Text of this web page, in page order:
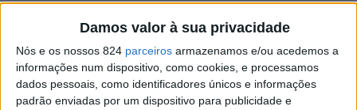
Damos valor à sua privacidade
Nós e os nossos 824 parceiros armazenamos e/ou acedemos a
informações num dispositivo, como cookies, e processamos
dados pessoais, como identificadores únicos e informações
padrão enviadas por um dispositivo para publicidade e
que prevêem o atendendimento, em simultâneo, a apenas
dois clientes; a redução em 25 por cento do número de
pessoas que podem permanecer no recinto da feira e a
obrigatoriedade pelo respeito integral dos planos de
contingência das feiras, que preveem colocação de